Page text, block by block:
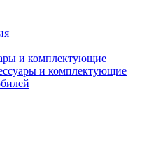
и комплектующие
и комплектующие